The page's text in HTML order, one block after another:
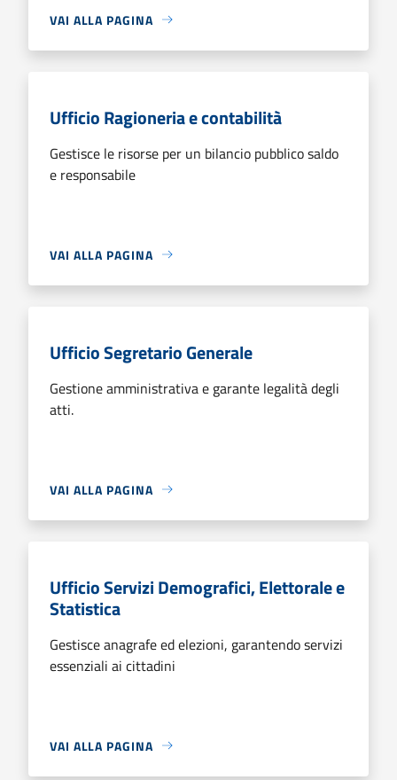
VAI ALLA PAGINA
Ufficio Ragioneria e contabilità
Gestisce le risorse per un bilancio pubblico saldo
e responsabile
VAI ALLA PAGINA
Ufficio Segretario Generale
Gestione amministrativa e garante legalità degli
atti.
VAI ALLA PAGINA
Ufficio Servizi Demografici, Elettorale e
Statistica
Gestisce anagrafe ed elezioni, garantendo servizi
essenziali ai cittadini
VAI ALLA PAGINA